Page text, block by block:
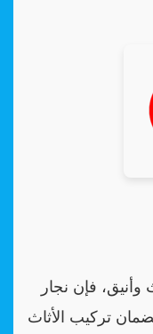
فإن نجار
تركيب الأثاث